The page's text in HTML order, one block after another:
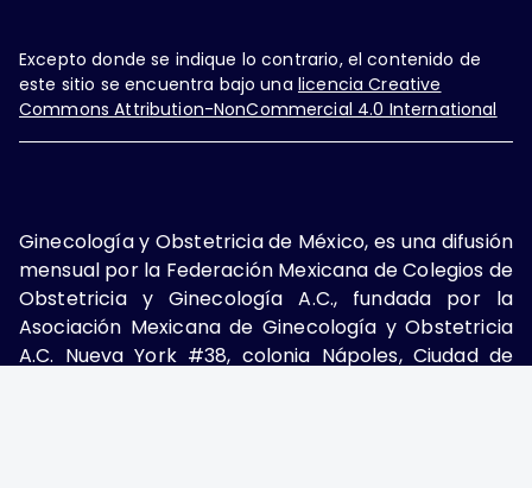
Excepto donde se indique lo contrario, el contenido de
este sitio se encuentra bajo una licencia Creative
Commons Attribution-NonCommercial 4.0 International
Ginecología y Obstetricia de México, es una difusión
mensual por la Federación Mexicana de Colegios de
Obstetricia y Ginecología A.C., fundada por la
Asociación Mexicana de Ginecología y Obstetricia
A.C. Nueva York #38, colonia Nápoles, Ciudad de